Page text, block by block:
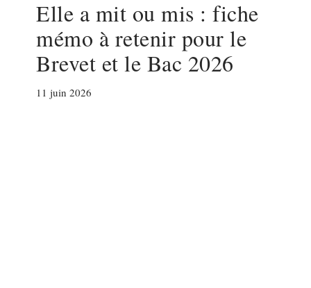
Elle a mit ou mis : fiche
mémo à retenir pour le
Brevet et le Bac 2026
11 juin 2026